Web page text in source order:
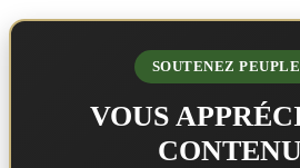
SOUTENEZ
VOUS